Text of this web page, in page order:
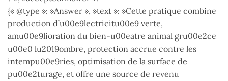
{« @type »: »Answer », »text »: »Cette pratique combine
production d’u00e9lectricitu00e9 verte,
amu00e9lioration du bien-u00eatre animal gru00e2ce
u00e0 lu2019ombre, protection accrue contre les
intempu00e9ries, optimisation de la surface de
pu00e2turage, et offre une source de revenu